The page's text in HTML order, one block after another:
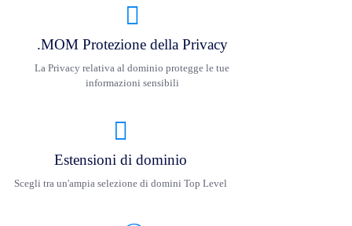
.MOM Protezione della Privacy
La Privacy relativa al dominio protegge le tue
informazioni sensibili
Estensioni di dominio
Scegli tra un'ampia selezione di domini Top Level